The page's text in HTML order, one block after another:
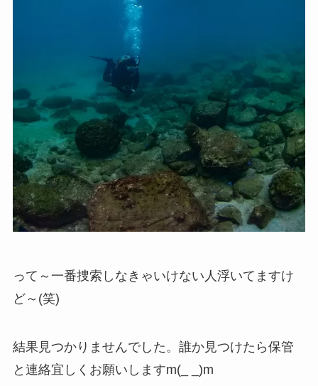
って～一番捜索しなきゃいけない人浮いてますけ
ど～(笑)
結果見つかりませんでした。誰か見つけたら保管
と連絡宜しくお願いしますm(_ _)m